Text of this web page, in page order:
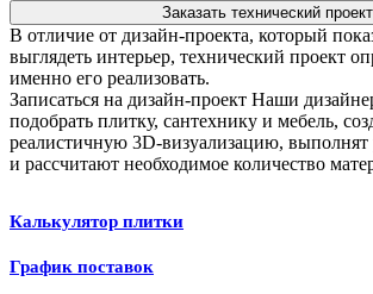
Заказать технический проект
В отличие от дизайн-проекта, который
выглядеть интерьер, технический проект
именно его реализовать.
Записаться на дизайн-проект Наши
подобрать плитку, сантехнику и мебель,
реалистичную 3D-визуализацию, выполнят
и рассчитают необходимое количество
Калькулятор плитки
График поставок